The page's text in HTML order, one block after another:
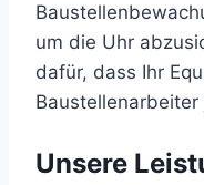
um die Uhr
dafür, dass Ihr
Unsere